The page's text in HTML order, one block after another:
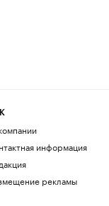
информация
рекламы